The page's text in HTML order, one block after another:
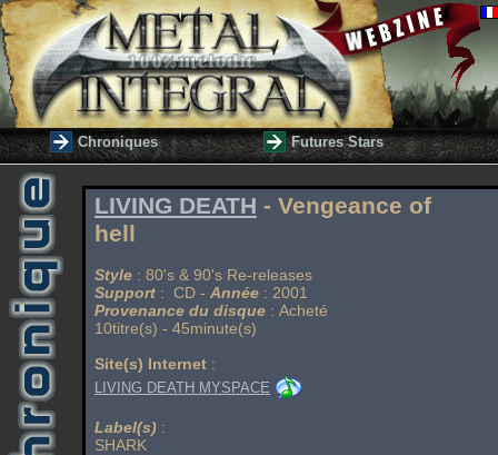
Chroniques Futures Stars
LIVING DEATH - Vengeance of
hell
Style : 80's & 90's Re-releases
Support : CD - Année : 2001
Provenance du disque : Acheté
10titre(s) - 45minute(s)
Site(s) Internet :
LIVING DEATH MYSPACE
Label(s) :
SHARK